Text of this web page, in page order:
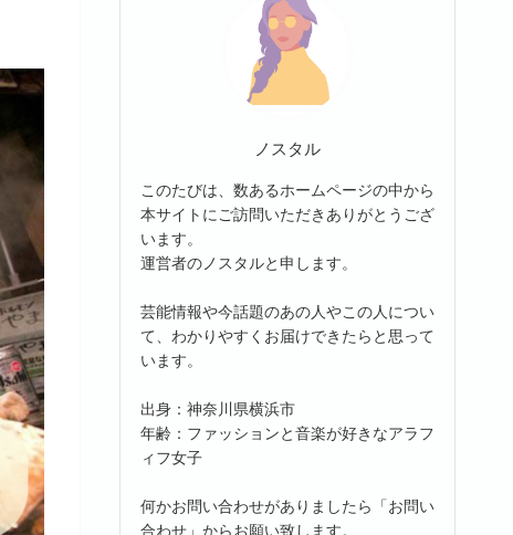
ノスタル
このたびは、数あるホームページの中から
本サイトにご訪問いただきありがとうござ
います。
運営者のノスタルと申します。
芸能情報や今話題のあの人やこの人につい
て、わかりやすくお届けできたらと思って
います。
出身：神奈川県横浜市
年齢：ファッションと音楽が好きなアラフ
ィフ女子
何かお問い合わせがありましたら「お問い
合わせ」からお願い致します。